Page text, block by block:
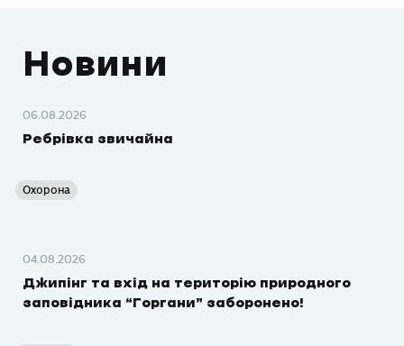
Новини
06.08.2026
Ребрівка звичайна
Охорона
04.08.2026
Джипінг та вхід на територію природного
заповідника “Горгани” заборонено!